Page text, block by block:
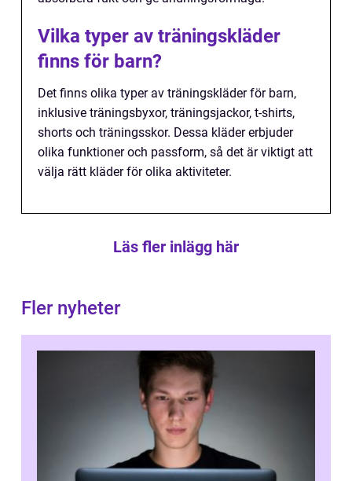
Vilka typer av träningskläder
finns för barn?
Det finns olika typer av träningskläder för barn,
inklusive träningsbyxor, träningsjackor, t-shirts,
shorts och träningsskor. Dessa kläder erbjuder
olika funktioner och passform, så det är viktigt att
välja rätt kläder för olika aktiviteter.
Läs fler inlägg här
Fler nyheter